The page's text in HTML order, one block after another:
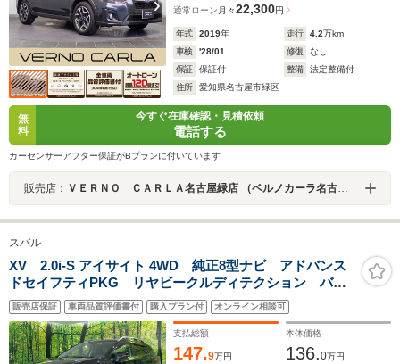
通常ローン 月々22,300円
年式 2019年 走行 4.2万km
車検
'28/01 修復
なし
保証
保証付 整備
法定整備付
住所
愛知県名古屋市緑区
無
料
今すぐ在庫確認・見積依頼
電話する
カーセンサーアフター保証がBプランに付いています
販売店： ＶＥＲＮＯ ＣＡＲＬＡ名古屋緑店 （ベルノカーラ名古屋緑店）
スバル
XV 2.0i-S アイサイト 4WD 純正8型ナビ アドバンス
ドセイフティPKG リヤビークルディテクション バッ
クカメラ 衝突被害軽減システム レーダークルーズ
禁煙車 ハーフレザーシート ドラレコ スマートキー
販売店保証 車両品質評価書付 購入プラン付 オンライン相談可
支払総額
147.9万円
本体価格
136.0万円